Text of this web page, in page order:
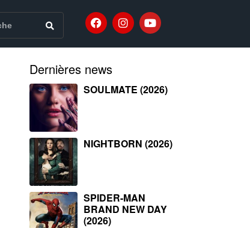
Dernières news
SOULMATE (2026)
NIGHTBORN (2026)
SPIDER-MAN
BRAND NEW DAY
(2026)